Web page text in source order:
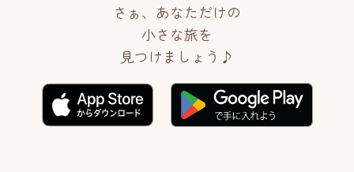
さぁ、あなただけの
小さな旅を
見つけましょう♪